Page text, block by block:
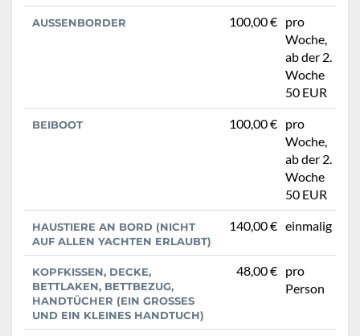
AUSSENBORDER 100,00 € pro
Woche,
ab der 2.
Woche
50 EUR
BEIBOOT 100,00 € pro
Woche,
ab der 2.
Woche
50 EUR
HAUSTIERE AN BORD (NICHT
AUF ALLEN YACHTEN ERLAUBT)
140,00 € einmalig
KOPFKISSEN, DECKE,
BETTLAKEN, BETTBEZUG,
HANDTÜCHER (EIN GROSSES U
ND EIN KLEINES HANDTUCH)
48,00 € pro
Person